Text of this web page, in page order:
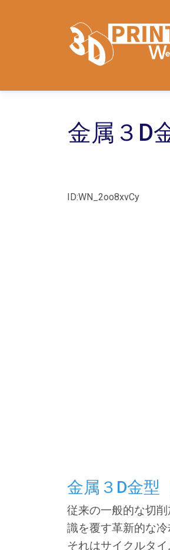
金属３D
ID:WN_2oo8xvCy
金属３D金型
従来の一般的な切
識を覆す革新的な冷
それはサイクルタ